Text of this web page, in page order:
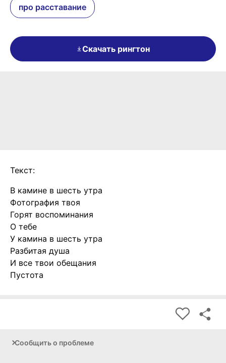
про расставание
Скачать рингтон
Текст:
В камине в шесть утра
Фотография твоя
Горят воспоминания
О тебе
У камина в шесть утра
Разбитая душа
И все твои обещания
Пустота
Сообщить о проблеме